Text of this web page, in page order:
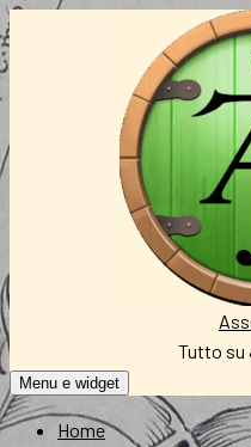
Vai
al
Tutto su
Menu e widget
Home